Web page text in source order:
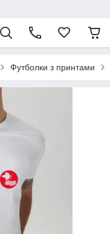
Футболки з принтами